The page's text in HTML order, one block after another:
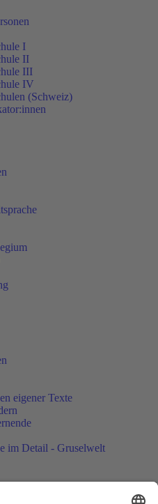
I
II
III
IV
(Schweiz)
eigener Texte
im Detail - Gruselwelt
Grundschule